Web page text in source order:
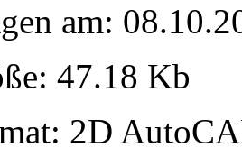
am:
47.18 Kb
2D